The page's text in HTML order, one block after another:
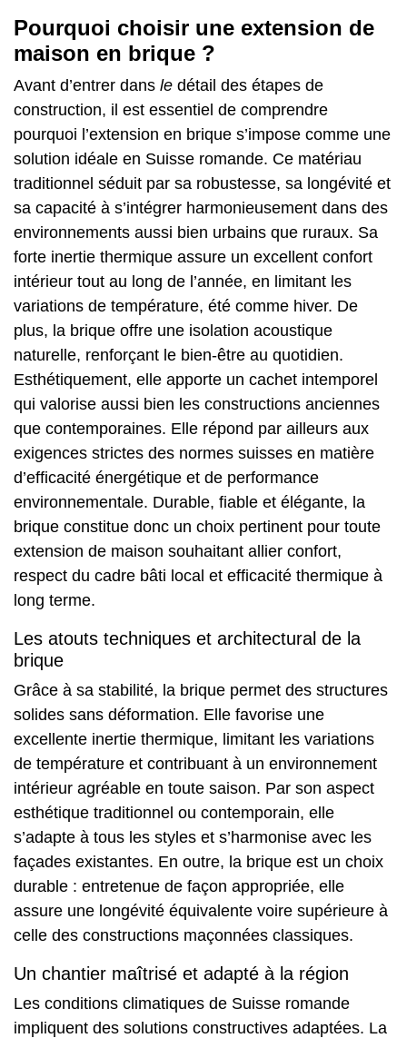
Pourquoi choisir une extension de
maison en brique ?
Avant d’entrer dans le détail des étapes de
construction, il est essentiel de comprendre
pourquoi l’extension en brique s’impose comme une
solution idéale en Suisse romande. Ce matériau
traditionnel séduit par sa robustesse, sa longévité et
sa capacité à s’intégrer harmonieusement dans des
environnements aussi bien urbains que ruraux. Sa
forte inertie thermique assure un excellent confort
intérieur tout au long de l’année, en limitant les
variations de température, été comme hiver. De
plus, la brique offre une isolation acoustique
naturelle, renforçant le bien-être au quotidien.
Esthétiquement, elle apporte un cachet intemporel
qui valorise aussi bien les constructions anciennes
que contemporaines. Elle répond par ailleurs aux
exigences strictes des normes suisses en matière
d’efficacité énergétique et de performance
environnementale. Durable, fiable et élégante, la
brique constitue donc un choix pertinent pour toute
extension de maison souhaitant allier confort,
respect du cadre bâti local et efficacité thermique à
long terme.
Les atouts techniques et architectural de la
brique
Grâce à sa stabilité, la brique permet des structures
solides sans déformation. Elle favorise une
excellente inertie thermique, limitant les variations
de température et contribuant à un environnement
intérieur agréable en toute saison. Par son aspect
esthétique traditionnel ou contemporain, elle
s’adapte à tous les styles et s’harmonise avec les
façades existantes. En outre, la brique est un choix
durable : entretenue de façon appropriée, elle
assure une longévité équivalente voire supérieure à
celle des constructions maçonnées classiques.
Un chantier maîtrisé et adapté à la région
Les conditions climatiques de Suisse romande
impliquent des solutions constructives adaptées. La